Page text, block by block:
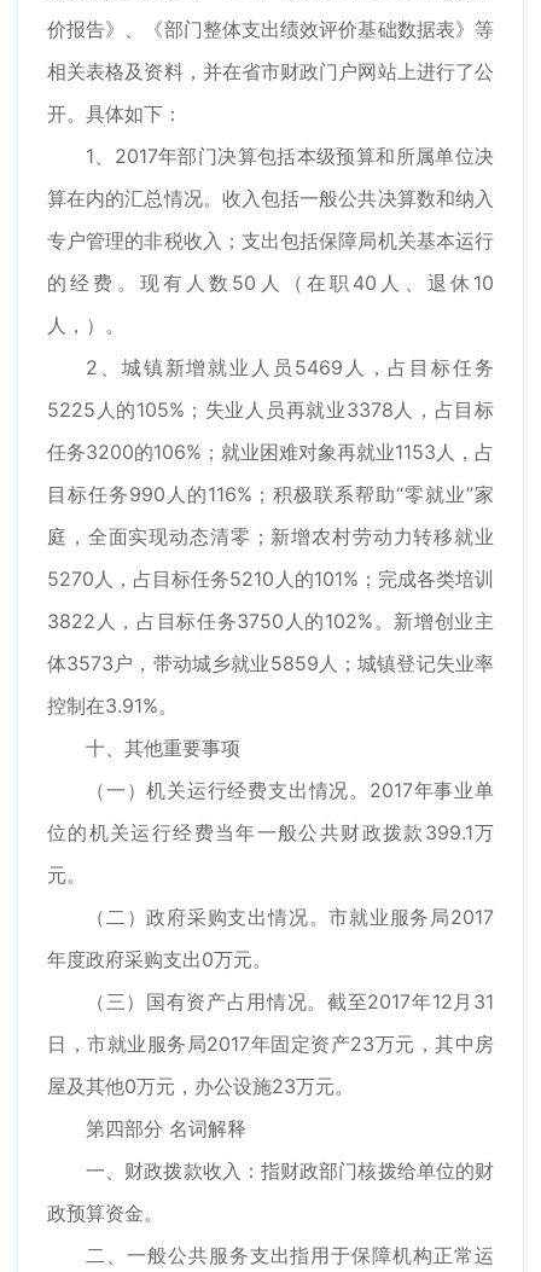
价报告》、《部门整体支出绩效评价基础数据表》等
相关表格及资料，并在省市财政门户网站上进行了公
开。具体如下：
1、2017年部门决算包括本级预算和所属单位决
算在内的汇总情况。收入包括一般公共决算数和纳入
专户管理的非税收入；支出包括保障局机关基本运行
的经费。现有人数50人（在职40人、退休10
人，）。
2、城镇新增就业人员5469人，占目标任务
5225人的105%；失业人员再就业3378人，占目标
任务3200的106%；就业困难对象再就业1153人，占
目标任务990人的116%；积极联系帮助“零就业”家
庭，全面实现动态清零；新增农村劳动力转移就业
5270人，占目标任务5210人的101%；完成各类培训
3822人，占目标任务3750人的102%。新增创业主
体3573户，带动城乡就业5859人；城镇登记失业率
控制在3.91%。
十、其他重要事项
（一）机关运行经费支出情况。2017年事业单
位的机关运行经费当年一般公共财政拨款399.1万
元。
（二）政府采购支出情况。市就业服务局2017
年度政府采购支出0万元。
（三）国有资产占用情况。截至2017年12月31
日，市就业服务局2017年固定资产23万元，其中房
屋及其他0万元，办公设施23万元。
第四部分 名词解释
一、财政拨款收入：指财政部门核拨给单位的财
政预算资金。
二、一般公共服务支出指用于保障机构正常运